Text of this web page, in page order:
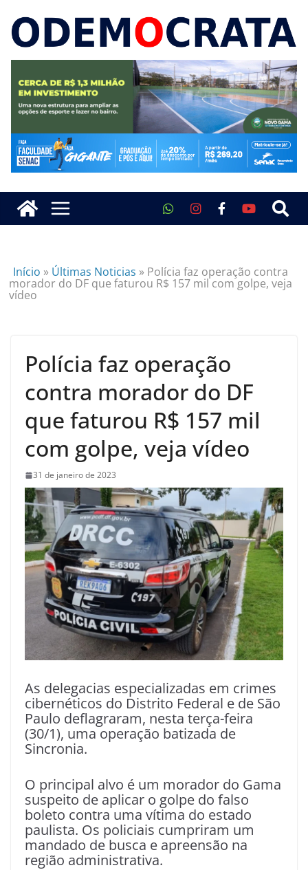
Início » Últimas Noticias » Polícia faz operação contra
morador do DF que faturou R$ 157 mil com golpe, veja
vídeo
Polícia faz operação
contra morador do DF
que faturou R$ 157 mil
com golpe, veja vídeo
31 de janeiro de 2023
As delegacias especializadas em crimes
cibernéticos do Distrito Federal e de São
Paulo deflagraram, nesta terça-feira
(30/1), uma operação batizada de
Sincronia.
O principal alvo é um morador do Gama
suspeito de aplicar o golpe do falso
boleto contra uma vítima do estado
paulista. Os policiais cumpriram um
mandado de busca e apreensão na
região administrativa.